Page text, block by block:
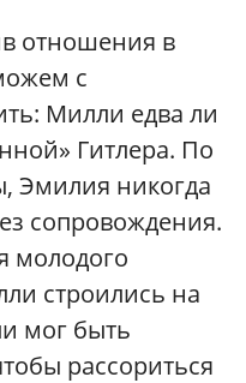
отношения в
с
Милли едва ли
Гитлера. По
Эмилия никогда
сопровождения.
молодого
строились на
мог быть
рассориться